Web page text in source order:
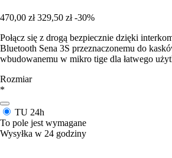
470,00 zł 329,50 zł -30%
Połącz się z drogą bezpiecznie dzięki
Bluetooth Sena 3S przeznaczonemu do
wbudowanemu w mikro tige dla łatwego
Rozmiar
*
TU 24h
To pole jest wymagane
Wysyłka w 24 godziny